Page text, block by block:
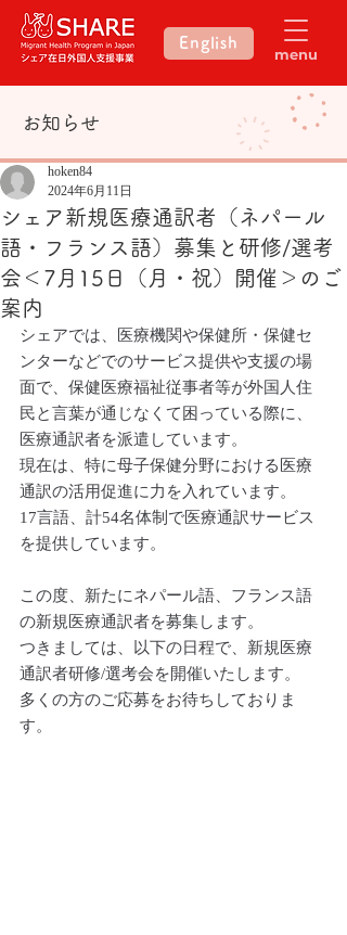
English
menu
​お知らせ
シェア新規医療通訳者（ネパール
語・フランス語）募集と研修/選考
会＜7月15日（月・祝）開催＞のご
案内
hoken84
2024年6月11日
シェアでは、医療機関や保健所・保健セ
ンターなどでのサービス提供や支援の場
面で、保健医療福祉従事者等が外国人住
民と言葉が通じなくて困っている際に、
医療通訳者を派遣しています。
現在は、特に母子保健分野における医療
通訳の活用促進に力を入れています。
17言語、計54名体制で医療通訳サービス
を提供しています。
この度、新たにネパール語、フランス語
の新規医療通訳者を募集します。
つきましては、以下の日程で、新規医療
通訳者研修/選考会を開催いたします。
多くの方のご応募をお待ちしておりま
す。